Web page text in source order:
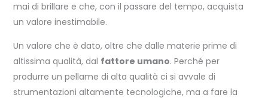
mai di brillare e che, con il passare del tempo, acquista
un valore inestimabile.
Un valore che è dato, oltre che dalle materie prime di
altissima qualità, dal fattore umano. Perché per
produrre un pellame di alta qualità ci si avvale di
strumentazioni altamente tecnologiche, ma a fare la